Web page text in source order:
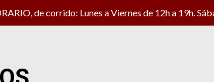
de corrido: Lunes a Viernes de 12h a 19h.